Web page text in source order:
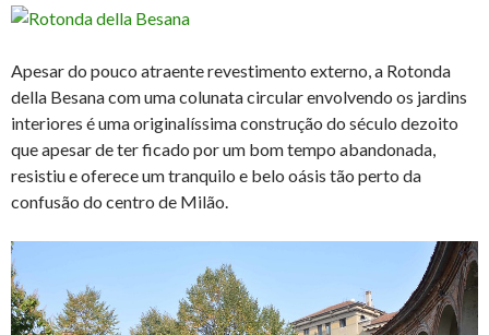
Apesar do pouco atraente revestimento externo, a Rotonda
della Besana com uma colunata circular envolvendo os jardins
interiores é uma originalíssima construção do século dezoito
que apesar de ter ficado por um bom tempo abandonada,
resistiu e oferece um tranquilo e belo oásis tão perto da
confusão do centro de Milão.